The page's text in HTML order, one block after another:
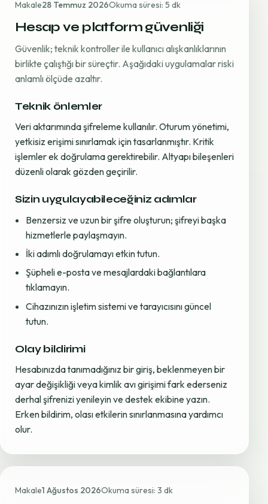
Makale28 Temmuz 2026Okuma süresi: 5 dk
Hesap ve platform güvenliği
Güvenlik; teknik kontroller ile kullanıcı alışkanlıklarının
birlikte çalıştığı bir süreçtir. Aşağıdaki uygulamalar riski
anlamlı ölçüde azaltır.
Teknik önlemler
Veri aktarımında şifreleme kullanılır. Oturum yönetimi,
yetkisiz erişimi sınırlamak için tasarlanmıştır. Kritik
işlemler ek doğrulama gerektirebilir. Altyapı bileşenleri
düzenli olarak gözden geçirilir.
Sizin uygulayabileceğiniz adımlar
Benzersiz ve uzun bir şifre oluşturun; şifreyi başka
hizmetlerle paylaşmayın.
İki adımlı doğrulamayı etkin tutun.
Şüpheli e-posta ve mesajlardaki bağlantılara
tıklamayın.
Cihazınızın işletim sistemi ve tarayıcısını güncel
tutun.
Olay bildirimi
Hesabınızda tanımadığınız bir giriş, beklenmeyen bir
ayar değişikliği veya kimlik avı girişimi fark ederseniz
derhal şifrenizi yenileyin ve destek ekibine yazın.
Erken bildirim, olası etkilerin sınırlanmasına yardımcı
olur.
Makale1 Ağustos 2026Okuma süresi: 3 dk